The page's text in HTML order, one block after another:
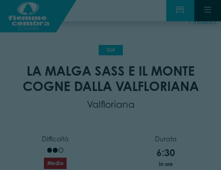
indietro
TOP
LA MALGA SASS E IL MONTE
COGNE DALLA VALFLORIANA
Valfloriana
Difficoltà
Medio
Durata
6:30
in ore